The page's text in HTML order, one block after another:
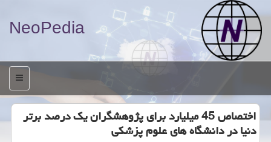
NeoPedia
منو
اختصاص 45 میلیارد برای پژوهشگران یک درصد برتر
دنیا در دانشگاه های علوم پزشکی